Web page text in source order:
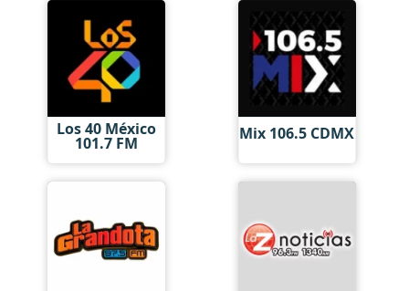
Los 40 México
101.7 FM Mix 106.5 CDMX